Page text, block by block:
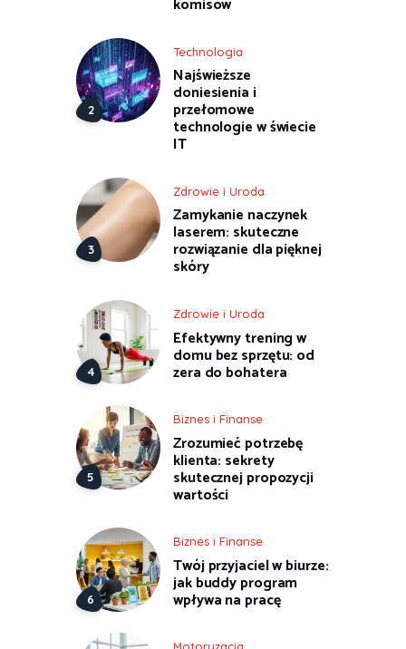
komisów
Technologia
Najświeższe
doniesienia i
przełomowe
technologie w świecie
IT
Zdrowie i Uroda
Zamykanie naczynek
laserem: skuteczne
rozwiązanie dla pięknej
skóry
Zdrowie i Uroda
Efektywny trening w
domu bez sprzętu: od
zera do bohatera
Biznes i Finanse
Zrozumieć potrzebę
klienta: sekrety
skutecznej propozycji
wartości
Biznes i Finanse
Twój przyjaciel w biurze:
jak buddy program
wpływa na pracę